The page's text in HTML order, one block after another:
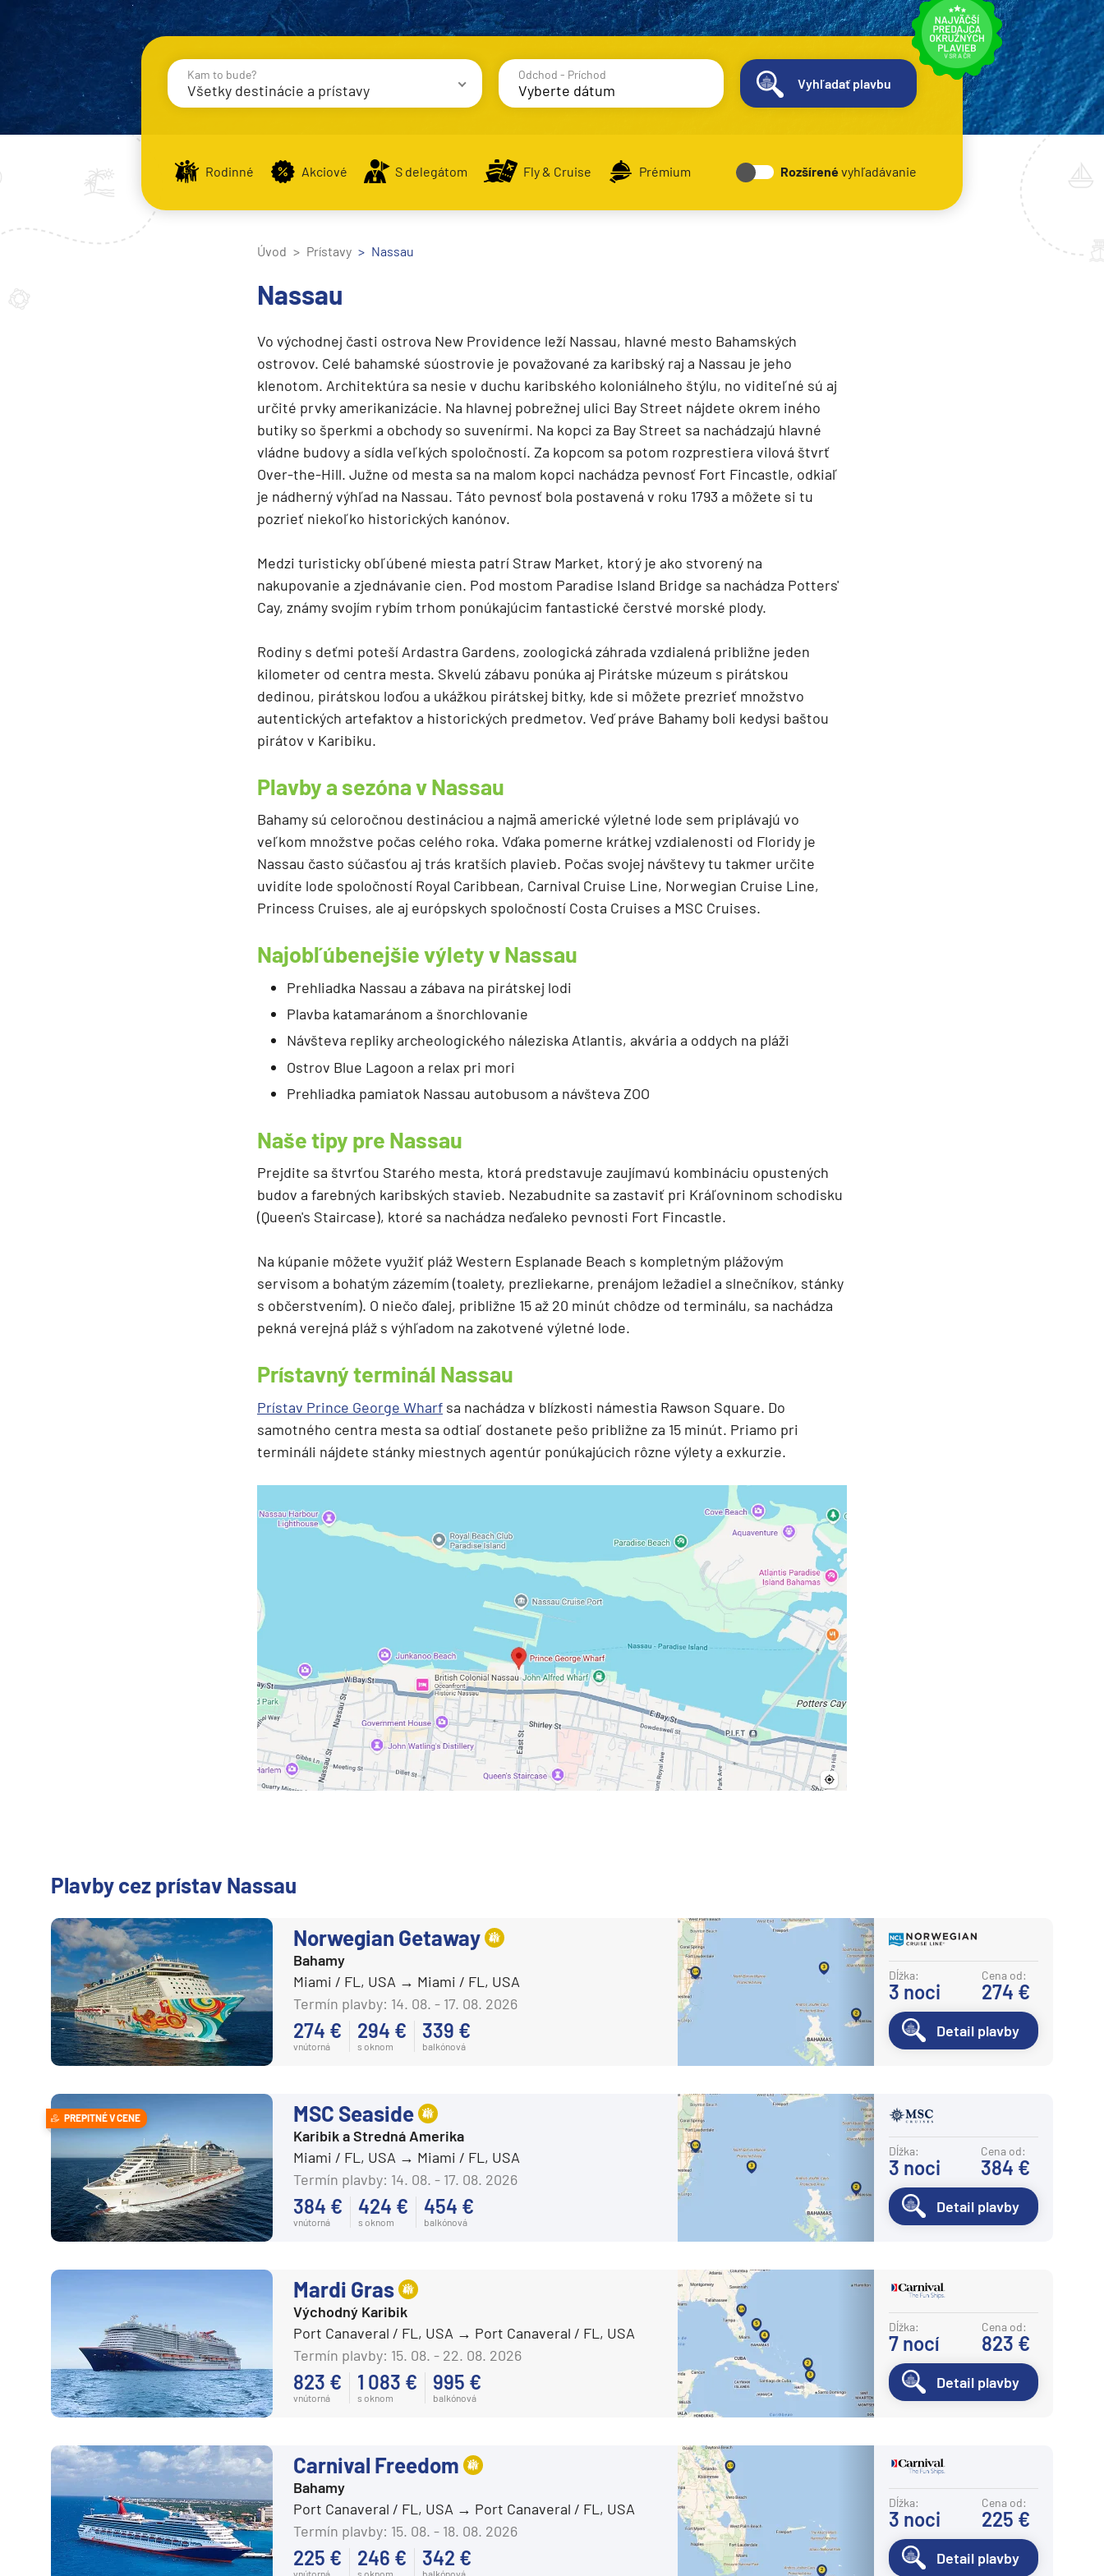
Kam to bude?
Všetky destinácie a prístavy
Odchod - Príchod
Vyhľadať plavbu
Rodinné Akciové S delegátom Fly & Cruise Prémium Rozšírenévyhľadávanie
Úvod Prístavy Nassau
Nassau
Vo východnej časti ostrova New Providence leží Nassau, hlavné mesto Bahamských
ostrovov. Celé bahamské súostrovie je považované za karibský raj a Nassau je jeho
klenotom. Architektúra sa nesie v duchu karibského koloniálneho štýlu, no viditeľné sú aj
určité prvky amerikanizácie. Na hlavnej pobrežnej ulici Bay Street nájdete okrem iného
butiky so šperkmi a obchody so suvenírmi. Na kopci za Bay Street sa nachádzajú hlavné
vládne budovy a sídla veľkých spoločností. Za kopcom sa potom rozprestiera vilová štvrť
Over-the-Hill. Južne od mesta sa na malom kopci nachádza pevnosť Fort Fincastle, odkiaľ
je nádherný výhľad na Nassau. Táto pevnosť bola postavená v roku 1793 a môžete si tu
pozrieť niekoľko historických kanónov.
Medzi turisticky obľúbené miesta patrí Straw Market, ktorý je ako stvorený na
nakupovanie a zjednávanie cien. Pod mostom Paradise Island Bridge sa nachádza Potters'
Cay, známy svojím rybím trhom ponúkajúcim fantastické čerstvé morské plody.
Rodiny s deťmi poteší Ardastra Gardens, zoologická záhrada vzdialená približne jeden
kilometer od centra mesta. Skvelú zábavu ponúka aj Pirátske múzeum s pirátskou
dedinou, pirátskou loďou a ukážkou pirátskej bitky, kde si môžete prezrieť množstvo
autentických artefaktov a historických predmetov. Veď práve Bahamy boli kedysi baštou
pirátov v Karibiku.
Plavby a sezóna v Nassau
Bahamy sú celoročnou destináciou a najmä americké výletné lode sem priplávajú vo
veľkom množstve počas celého roka. Vďaka pomerne krátkej vzdialenosti od Floridy je
Nassau často súčasťou aj trás kratších plavieb. Počas svojej návštevy tu takmer určite
uvidíte lode spoločností Royal Caribbean, Carnival Cruise Line, Norwegian Cruise Line,
Princess Cruises, ale aj európskych spoločností Costa Cruises a MSC Cruises.
Najobľúbenejšie výlety v Nassau
Prehliadka Nassau a zábava na pirátskej lodi
Plavba katamaránom a šnorchlovanie
Návšteva repliky archeologického náleziska Atlantis, akvária a oddych na pláži
Ostrov Blue Lagoon a relax pri mori
Prehliadka pamiatok Nassau autobusom a návšteva ZOO
Naše tipy pre Nassau
Prejdite sa štvrťou Starého mesta, ktorá predstavuje zaujímavú kombináciu opustených
budov a farebných karibských stavieb. Nezabudnite sa zastaviť pri Kráľovninom schodisku
(Queen's Staircase), ktoré sa nachádza neďaleko pevnosti Fort Fincastle.
Na kúpanie môžete využiť pláž Western Esplanade Beach s kompletným plážovým
servisom a bohatým zázemím (toalety, prezliekarne, prenájom ležadiel a slnečníkov, stánky
s občerstvením). O niečo ďalej, približne 15 až 20 minút chôdze od terminálu, sa nachádza
pekná verejná pláž s výhľadom na zakotvené výletné lode.
Prístavný terminál Nassau
Prístav Prince George Wharf sa nachádza v blízkosti námestia Rawson Square. Do
samotného centra mesta sa odtiaľ dostanete pešo približne za 15 minút. Priamo pri
termináli nájdete stánky miestnych agentúr ponúkajúcich rôzne výlety a exkurzie.
Plavby cez prístav Nassau
Norwegian Getaway
Bahamy
Miami / FL, USA
Miami / FL, USA
Termín plavby: 14. 08. - 17. 08. 2026
274 €
vnútorná
294 €
s oknom
339 €
balkónová
Dĺžka:
3 noci
Cena od:
274 €
Detail plavby
PREPITNÉ V CENE MSC Seaside
Karibik a Stredná Amerika
Miami / FL, USA
Miami / FL, USA
Termín plavby: 14. 08. - 17. 08. 2026
384 €
vnútorná
424 €
s oknom
454 €
balkónová
Dĺžka:
3 noci
Cena od:
384 €
Detail plavby
Mardi Gras
Východný Karibik
Port Canaveral / FL, USA
Port Canaveral / FL, USA
Termín plavby: 15. 08. - 22. 08. 2026
823 €
vnútorná
1 083 €
s oknom
995 €
balkónová
Dĺžka:
7 nocí
Cena od:
823 €
Detail plavby
Carnival Freedom
Bahamy
Port Canaveral / FL, USA
Port Canaveral / FL, USA
Termín plavby: 15. 08. - 18. 08. 2026
225 € 246 € 342 €
Dĺžka:
3 noci
Cena od:
225 €
Detail plavby